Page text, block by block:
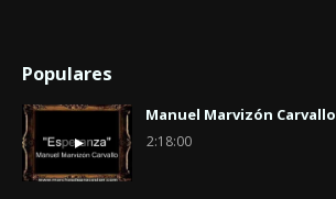
Populares
Manuel Marvizón Carvallo
2:18:00